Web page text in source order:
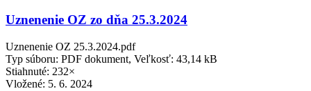
Uznenenie OZ zo dňa 25.3.2024
Uznenenie OZ 25.3.2024.pdf
Typ súboru: PDF dokument, Veľkosť: 43,14 kB
Stiahnuté: 232×
Vložené: 5. 6. 2024